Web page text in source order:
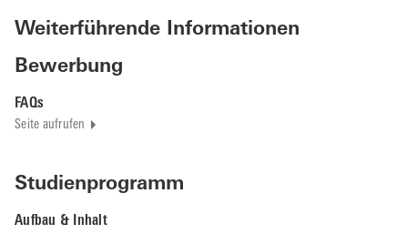
Weiterführende Informationen
Bewerbung
FAQs
Seite aufrufen
Studienprogramm
Aufbau & Inhalt